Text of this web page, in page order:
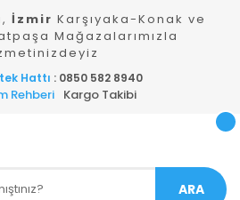
İzmir Karşıyaka-Konak ve
Mağazalarımızla
Hattı : 0850 582 8940
Rehberi Kargo Takibi
ARA